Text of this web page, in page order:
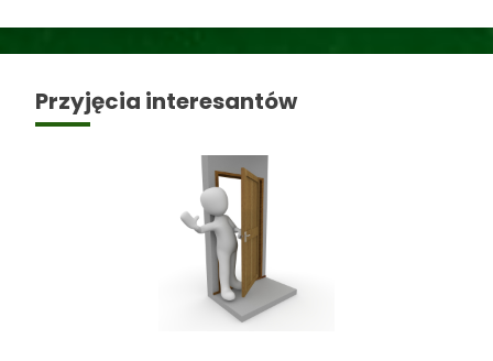
Przyjęcia interesantów